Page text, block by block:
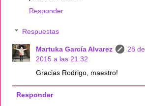
Responder
Respuestas
Martuka García Alvarez
28
2015 a las 21:32
Gracias Rodrigo, maestro!
Responder